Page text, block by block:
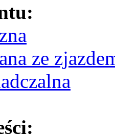
ze